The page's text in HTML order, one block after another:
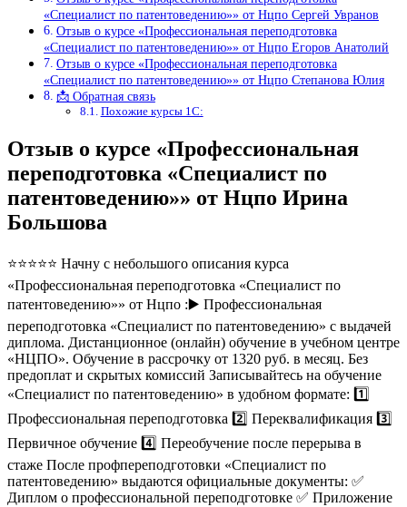
«Специалист по патентоведению»» от Нцпо Сергей Увранов
Отзыв о курсе «Профессиональная переподготовка
«Специалист по патентоведению»» от Нцпо Егоров Анатолий
Отзыв о курсе «Профессиональная переподготовка
«Специалист по патентоведению»» от Нцпо Степанова Юлия
📩 Обратная связь
Похожие курсы 1С:
Отзыв о курсе «Профессиональная
переподготовка «Специалист по
патентоведению»» от Нцпо Ирина
Большова
⭐⭐⭐⭐⭐ Начну с небольшого описания курса
«Профессиональная переподготовка «Специалист по
патентоведению»» от Нцпо :▶️ Профессиональная
переподготовка «Специалист по патентоведению» с выдачей
диплома. Дистанционное (онлайн) обучение в учебном центре
«НЦПО». Обучение в рассрочку от 1320 руб. в месяц. Без
предоплат и скрытых комиссий Записывайтесь на обучение
«Специалист по патентоведению» в удобном формате: 1️⃣
Профессиональная переподготовка 2️⃣ Переквалификация 3️⃣
Первичное обучение 4️⃣ Переобучение после перерыва в
стаже После профпереподготовки «Специалист по
патентоведению» выдаются официальные документы: ✅
Диплом о профессиональной переподготовке ✅ Приложение